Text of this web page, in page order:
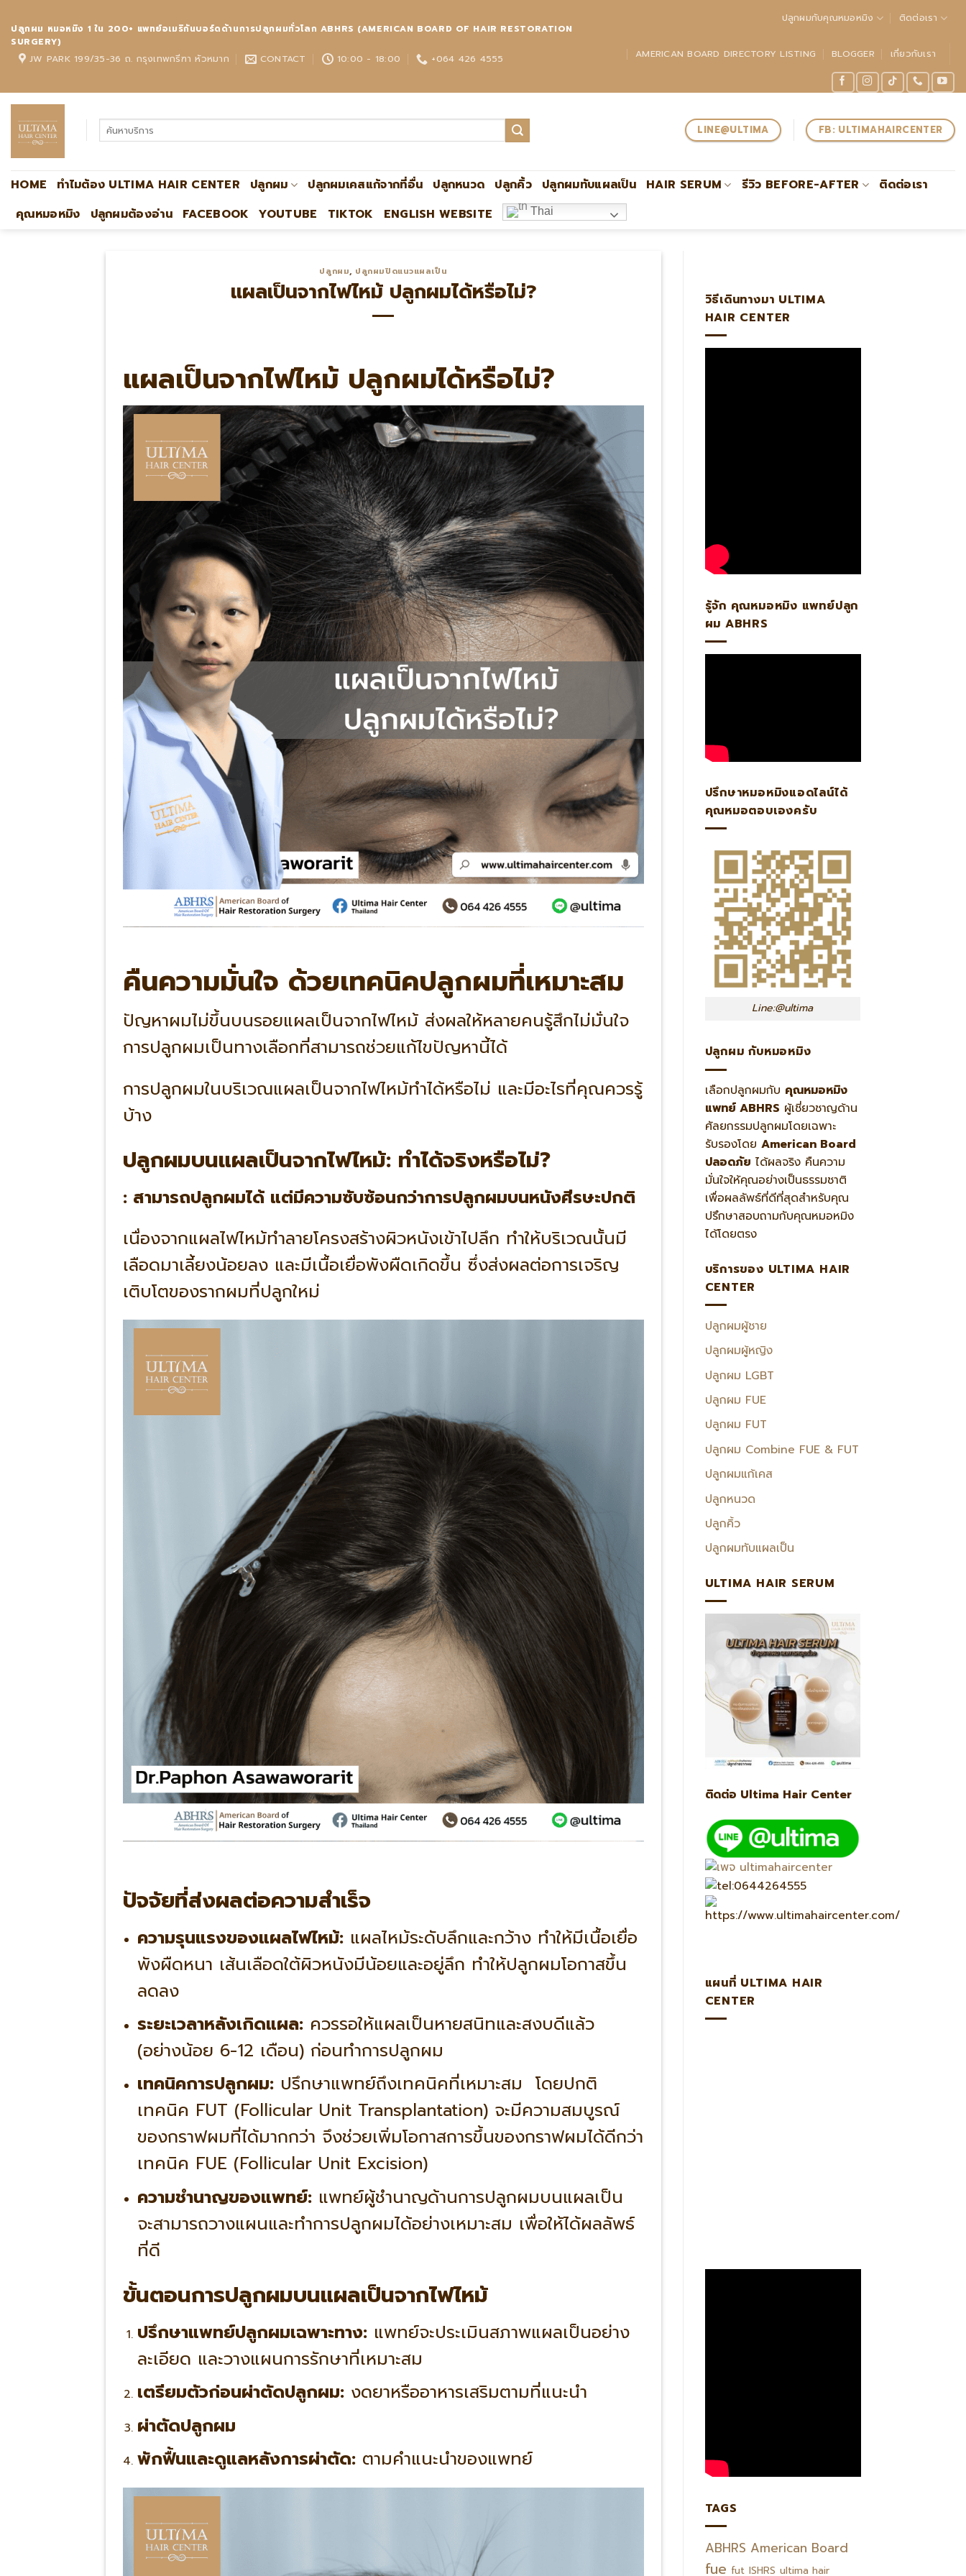
content
ปลูกผม หมอหมิง 1 ใน 200+ แพทย์อเมริกันบอร์ดด้านการปลูกผมทั่วโลก ABHRS (AMERICAN BOARD OF HAIR RESTORATION
SURGERY)
JW PARK 199/35-36 ถ. กรุงเทพกรีฑา หัวหมาก CONTACT 10:00 - 18:00 +064 426 4555
ปลูกผมกับคุณหมอหมิง ติดต่อเรา
AMERICAN BOARD DIRECTORY LISTING BLOGGER เกี่ยวกับเรา
LINE@ULTIMA FB: ULTIMAHAIRCENTER
HOME ทำไมต้อง ULTIMA HAIR CENTER ปลูกผม ปลูกผมเคสแก้จากที่อื่น ปลูกหนวด ปลูกคิ้ว ปลูกผมทับแผลเป็น HAIR SERUM รีวิว BEFORE-AFTER
ติดต่อเรา
คุณหมอหมิง
ปลูกผมต้องอ่าน FACEBOOK YOUTUBE TIKTOK ENGLISH WEBSITE Thai
ปลูกผม, ปลูกผมปิดแนวแผลเป็น
แผลเป็นจากไฟไหม้ ปลูกผมได้หรือไม่?
แผลเป็นจากไฟไหม้ ปลูกผมได้หรือไม่?
คืนความมั่นใจ ด้วยเทคนิคปลูกผมที่เหมาะสม
ปัญหาผมไม่ขึ้นบนรอยแผลเป็นจากไฟไหม้ ส่งผลให้หลายคนรู้สึกไม่มั่นใจ
การปลูกผมเป็นทางเลือกที่สามารถช่วยแก้ไขปัญหานี้ได้
การปลูกผมในบริเวณแผลเป็นจากไฟไหม้ทำได้หรือไม่ และมีอะไรที่คุณควรรู้
บ้าง
ปลูกผมบนแผลเป็นจากไฟไหม้: ทำได้จริงหรือไม่?
: สามารถปลูกผมได้ แต่มีความซับซ้อนกว่าการปลูกผมบนหนังศีรษะปกติ
เนื่องจากแผลไฟไหม้ทำลายโครงสร้างผิวหนังเข้าไปลึก ทำให้บริเวณนั้นมี
เลือดมาเลี้ยงน้อยลง และมีเนื้อเยื่อพังผืดเกิดขึ้น ซึ่งส่งผลต่อการเจริญ
เติบโตของรากผมที่ปลูกใหม่
ปัจจัยที่ส่งผลต่อความสำเร็จ
ความรุนแรงของแผลไฟไหม้:แผลไหม้ระดับลึกและกว้าง ทำให้มีเนื้อเยื่อ
พังผืดหนา เส้นเลือดใต้ผิวหนังมีน้อยและอยู่ลึก ทำให้ปลูกผมโอกาสขึ้น
ลดลง
ระยะเวลาหลังเกิดแผล:ควรรอให้แผลเป็นหายสนิทและสงบดีแล้ว
(อย่างน้อย 6-12 เดือน) ก่อนทำการปลูกผม
เทคนิคการปลูกผม:ปรึกษาแพทย์ถึงเทคนิคที่เหมาะสม โดยปกติ
เทคนิค FUT (Follicular Unit Transplantation) จะมีความสมบูรณ์
ของกราฟผมที่ได้มากกว่า จึงช่วยเพิ่มโอกาสการขึ้นของกราฟผมได้ดีกว่า
เทคนิค FUE (Follicular Unit Excision)
ความชำนาญของแพทย์:แพทย์ผู้ชำนาญด้านการปลูกผมบนแผลเป็น
จะสามารถวางแผนและทำการปลูกผมได้อย่างเหมาะสม เพื่อให้ได้ผลลัพธ์
ที่ดี
ขั้นตอนการปลูกผมบนแผลเป็นจากไฟไหม้
ปรึกษาแพทย์ปลูกผมเฉพาะทาง:แพทย์จะประเมินสภาพแผลเป็นอย่าง
ละเอียด และวางแผนการรักษาที่เหมาะสม
เตรียมตัวก่อนผ่าตัดปลูกผม:งดยาหรืออาหารเสริมตามที่แนะนำ
ผ่าตัดปลูกผม
พักฟื้นและดูแลหลังการผ่าตัด:ตามคำแนะนำของแพทย์
วิธีเดินทางมา ULTIMA
HAIR CENTER
รู้จัก คุณหมอหมิง แพทย์ปลูก
ผม ABHRS
ปรึกษาหมอหมิงแอดไลน์ได้
คุณหมอตอบเองครับ
Line:@ultima
ปลูกผม กับหมอหมิง
เลือกปลูกผมกับ คุณหมอหมิง
แพทย์ ABHRS ผู้เชี่ยวชาญด้าน
ศัลยกรรมปลูกผมโดยเฉพาะ
รับรองโดย American Board
ปลอดภัย ได้ผลจริง คืนความ
มั่นใจให้คุณอย่างเป็นธรรมชาติ
เพื่อผลลัพธ์ที่ดีที่สุดสำหรับคุณ
ปรึกษาสอบถามกับคุณหมอหมิง
ได้โดยตรง
บริการของ ULTIMA HAIR
CENTER
ปลูกผมผู้ชาย
ปลูกผมผู้หญิง
ปลูกผม LGBT
ปลูกผม FUE
ปลูกผม FUT
ปลูกผม Combine FUE & FUT
ปลูกผมแก้เคส
ปลูกหนวด
ปลูกคิ้ว
ปลูกผมทับแผลเป็น
ULTIMA HAIR SERUM
ติดต่อ Ultima Hair Center
แผนที่ ULTIMA HAIR
CENTER
TAGS
ABHRS American Board
fue fut ISHRS ultima hair